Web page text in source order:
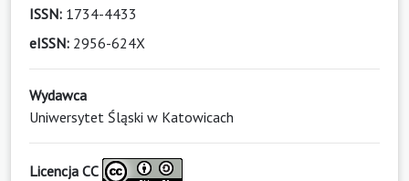
ISSN: 1734-4433
eISSN: 2956-624X
Wydawca
Uniwersytet Śląski w Katowicach
Licencja CC